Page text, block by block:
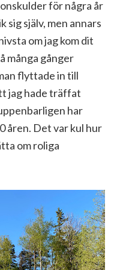
för några år
sig själv, men annars
om jag kom dit
många gånger
flyttade in till
jag hade träffat
har
åren. Det var kul hur
om roliga